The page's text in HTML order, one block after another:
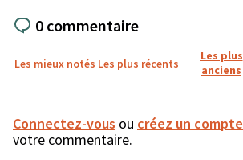
0 commentaire
Les mieux notés Les plus récents
Les plus
anciens
Connectez-vous ou créez un compte
votre commentaire.